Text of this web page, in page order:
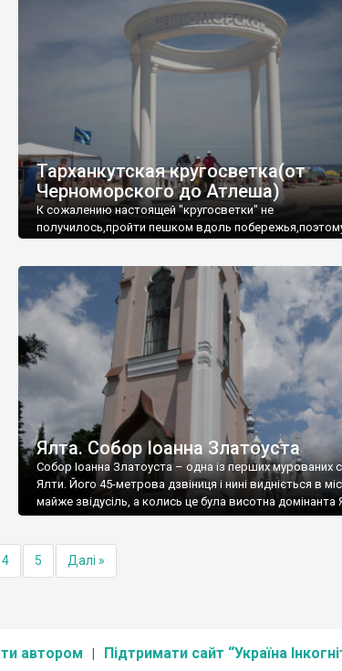
Тарханкутская кругосветка(от
Черноморского до Атлеша)
К сожалению настоящей "кругосветки" не
получилось,пройти пешком вдоль
Ялта. Собор Іоанна Златоуста
Собор Іоанна Златоуста – одна із перших мурованих
Ялти. Його 45-метрова дзвіниця і нині видніється в
майже звідусіль, а колись це була висотна домінанта
4 5 Далі »
автором Підтримати сайт “Україна